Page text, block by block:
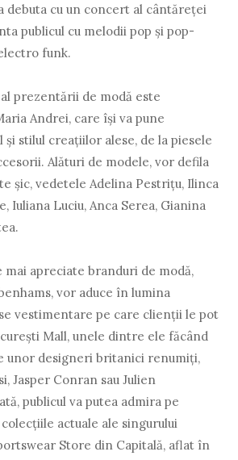
debuta cu un concert al cântăreței
publicul cu melodii pop și pop-
funk.
prezentării de modă este
Andrei, care își va pune
stilul creațiilor alese, de la piesele
Alături de modele, vor defila
șic, vedetele Adelina Pestrițu, Ilinca
Iuliana Luciu, Anca Serea, Gianina
apreciate branduri de modă,
vor aduce în lumina
vestimentare pe care clienții le pot
Mall, unele dintre ele făcând
unor designeri britanici renumiți,
Jasper Conran sau Julien
publicul va putea admira pe
actuale ale singurului
Store din Capitală, aflat în